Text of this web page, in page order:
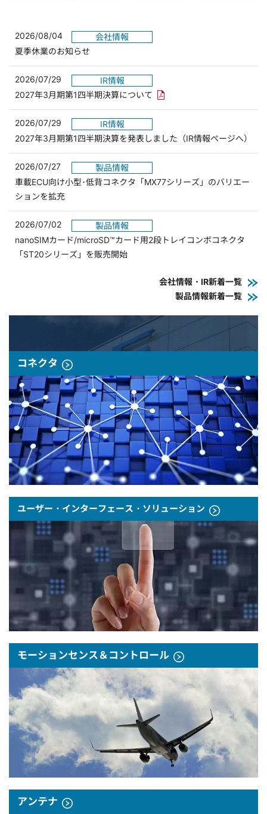
2026/08/04
会社情報
夏季休業のお知らせ
2026/07/29
IR情報
2027年3月期第1四半期決算について PDFリンクを新しいウィンド
2026/07/29
IR情報
2027年3月期第1四半期決算を発表しました（IR情報ページへ）
2026/07/27
製品情報
車載ECU向け小型･低背コネクタ「MX77シリーズ」のバリエー
ションを拡充
2026/07/02
製品情報
nanoSIMカード/microSD™カード用2段トレイコンボコネクタ
「ST20シリーズ」を販売開始
会社情報・IR新着一覧
製品情報新着一覧
コネクタ
ユーザー・インターフェース・ソリューション
モーションセンス＆コントロール
アンテナ